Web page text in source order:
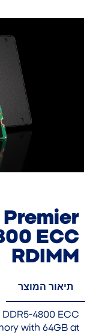
Premier
ECC
RDIMM
תיאור המוצר
4800 ECC
with 64GB at